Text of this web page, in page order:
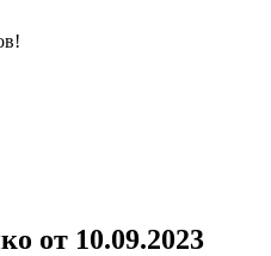
от 10.09.2023